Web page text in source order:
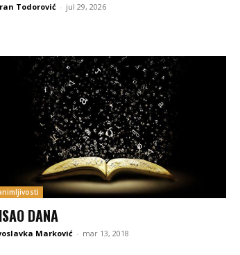
Todorović - jul 29, 2026
DANA
Marković - mar 13, 2018